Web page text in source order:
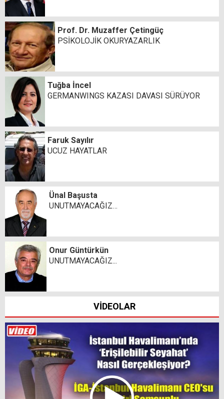
Prof. Dr. Muzaffer Çetingüç
PSİKOLOJİK OKURYAZARLIK
Tuğba İncel
GERMANWINGS KAZASI DAVASI SÜRÜYOR
Faruk Sayılır
UCUZ HAYATLAR
Ünal Başusta
UNUTMAYACAĞIZ…
Onur Güntürkün
UNUTMAYACAĞIZ...
VİDEOLAR